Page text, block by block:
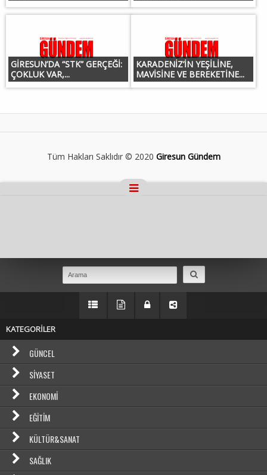
GİRESUN’DA “STK” GERÇEĞİ:
ÇOKLUK VAR,...
KARADENİZ’İN YEŞİLİNE,
MAVİSİNE VE BEREKETİNE...
Tüm Hakları Saklıdır © 2020 Giresun Gündem
KATEGORİLER
GÜNCEL
SIYASET
EKONOMI
EĞITIM
KÜLTÜR&SANAT
SAĞLIK